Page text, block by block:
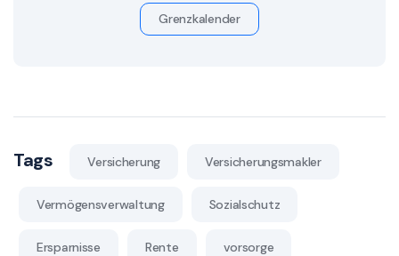
Grenzkalender
Tags Versicherung Versicherungsmakler
Vermögensverwaltung Sozialschutz
Ersparnisse Rente vorsorge